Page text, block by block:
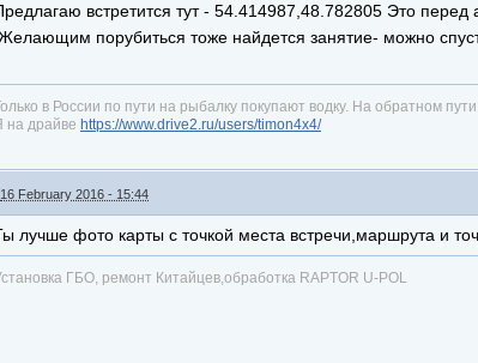
встретится тут - 54.414987,48.782805 Это
порубиться тоже найдется занятие- можно
в России по пути на рыбалку покупают водку. На обратном пути
на драйве https://www.drive2.ru/users/timon4x4/
16 February 2016 - 15:44
лучше фото карты с точкой места встречи,маршрута и
ГБО, ремонт Китайцев,обработка RAPTOR U-POL